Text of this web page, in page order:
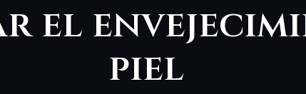
el
piel